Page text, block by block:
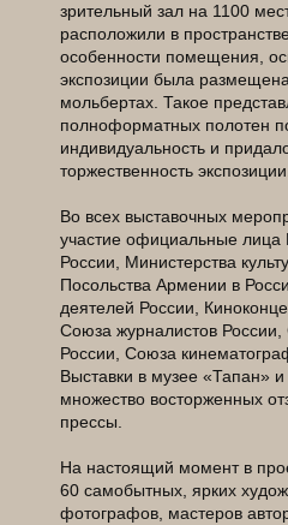
зрительный зал на 1100
расположили в
особенности помещения,
экспозиции была
мольбертах. Такое
полноформатных полотен
индивидуальность и
торжественность
Во всех выставочных
участие официальные лица
России, Министерства
Посольства Армении в
деятелей России,
Союза журналистов
России, Союза
Выставки в музее «Тапан»
множество восторженных
прессы.
На настоящий момент в
60 самобытных, ярких
фотографов, мастеров